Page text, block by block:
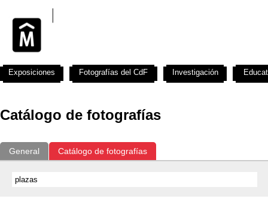
Catálogo de fotografías
General Catálogo de fotografías
Exposiciones Fotografías del CdF Investigación